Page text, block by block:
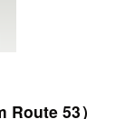
53）